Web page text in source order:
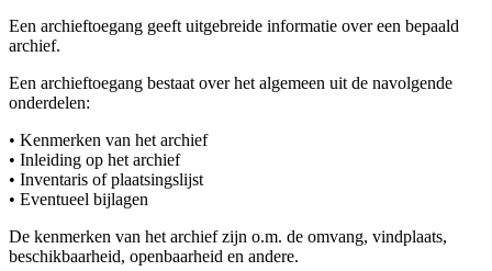
Een archieftoegang geeft uitgebreide informatie over een bepaald
archief.
Een archieftoegang bestaat over het algemeen uit de navolgende
onderdelen:
• Kenmerken van het archief
• Inleiding op het archief
• Inventaris of plaatsingslijst
• Eventueel bijlagen
De kenmerken van het archief zijn o.m. de omvang, vindplaats,
beschikbaarheid, openbaarheid en andere.